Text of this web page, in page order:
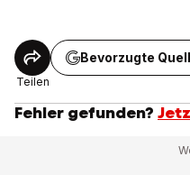
Teilen
Bevorzugte
Fehler gefunden?